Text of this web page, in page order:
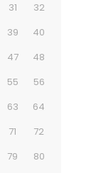
31
32
39
40
47
48
55
56
63
64
71
72
79
80